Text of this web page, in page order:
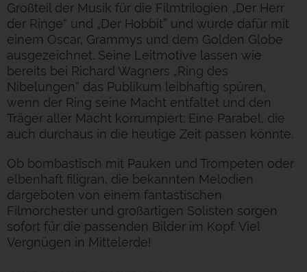
Großteil der Musik für die Filmtrilogien „Der Herr
der Ringe“ und „Der Hobbit” und wurde dafür mit
einem Oscar, Grammys und dem Golden Globe
ausgezeichnet. Seine Leitmotive lassen wie
bereits bei Richard Wagners „Ring des
Nibelungen“ das Publikum leibhaftig spüren,
wenn der Ring seine Macht entfaltet und den
Träger aller Macht korrumpiert: Eine Parabel, die
auch durchaus in die heutige Zeit passen könnte.
Ob bombastisch mit Pauken und Trompeten oder
elbenhaft filigran, die bekannten Melodien
dargeboten von einem fantastischen
Filmorchester und großartigen Solisten sorgen
sofort für die passenden Bilder im Kopf. Viel
Vergnügen in Mittelerde!